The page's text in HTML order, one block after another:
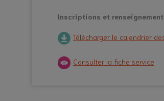
Inscriptions et
Télécharger le calendrier
Consulter la fiche service